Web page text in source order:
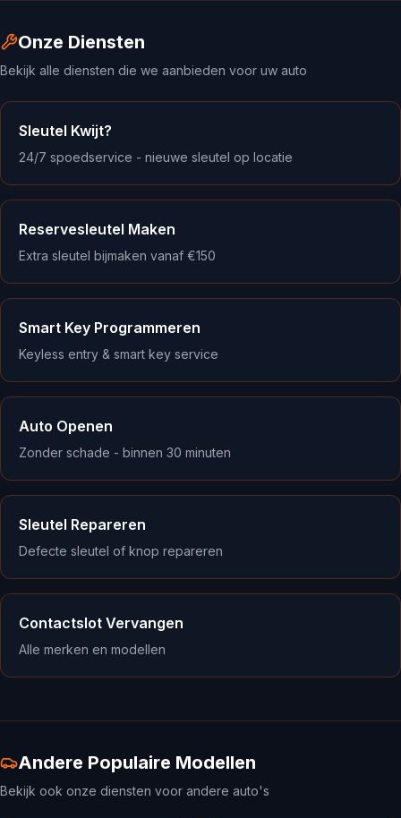
Onze Diensten
Bekijk alle diensten die we aanbieden voor uw auto
Sleutel Kwijt?
24/7 spoedservice - nieuwe sleutel op locatie
Reservesleutel Maken
Extra sleutel bijmaken vanaf €150
Smart Key Programmeren
Keyless entry & smart key service
Auto Openen
Zonder schade - binnen 30 minuten
Sleutel Repareren
Defecte sleutel of knop repareren
Contactslot Vervangen
Alle merken en modellen
Andere Populaire Modellen
Bekijk ook onze diensten voor andere auto's